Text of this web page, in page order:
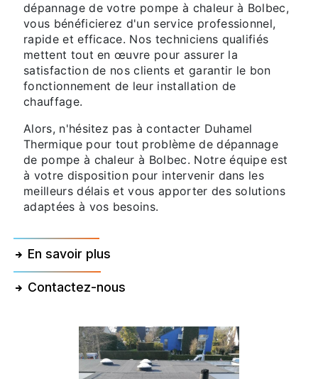
dépannage de votre pompe à chaleur à Bolbec,
vous bénéficierez d'un service professionnel,
rapide et efficace. Nos techniciens qualifiés
mettent tout en œuvre pour assurer la
satisfaction de nos clients et garantir le bon
fonctionnement de leur installation de
chauffage.
Alors, n'hésitez pas à contacter Duhamel
Thermique pour tout problème de dépannage
de pompe à chaleur à Bolbec. Notre équipe est
à votre disposition pour intervenir dans les
meilleurs délais et vous apporter des solutions
adaptées à vos besoins.
En savoir plus
Contactez-nous